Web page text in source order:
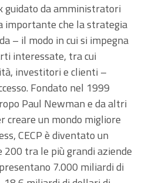
guidato da amministratori
importante che la strategia
– il modo in cui si impegna
interessate, tra cui
investitori e clienti –
Fondato nel 1999
Paul Newman e da altri
creare un mondo migliore
CECP è diventato un
tra le più grandi aziende
7.000 miliardi di